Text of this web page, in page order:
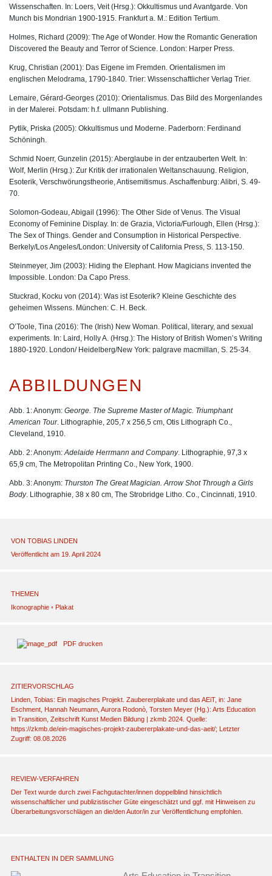
Wissenschaften. In: Loers, Veit (Hrsg.): Okkultismus und Avantgarde. Von
Munch bis Mondrian 1900-1915. Frankfurt a. M.: Edition Tertium.
Holmes, Richard (2009): The Age of Wonder. How the Romantic Generation
Discovered the Beauty and Terror of Science. London: Harper Press.
Krug, Christian (2001): Das Eigene im Fremden. Orientalismen im
englischen Melodrama, 1790-1840. Trier: Wissenschaftlicher Verlag Trier.
Lemaire, Gérard-Georges (2010): Orientalismus. Das Bild des Morgenlandes
in der Malerei. Potsdam: h.f. ullmann Publishing.
Pytlik, Priska (2005): Okkultismus und Moderne. Paderborn: Ferdinand
Schöningh.
Schmid Noerr, Gunzelin (2015): Aberglaube in der entzauberten Welt. In:
Wolf, Merlin (Hrsg.): Zur Kritik der irrationalen Weltanschauung. Religion,
Esoterik, Verschwörungstheorie, Antisemitismus. Aschaffenburg: Alibri, S. 49-
70.
Solomon-Godeau, Abigail (1996): The Other Side of Venus. The Visual
Economy of Feminine Display. In: de Grazia, Victoria/Furlough, Ellen (Hrsg.):
The Sex of Things. Gender and Consumption in Historical Perspective.
Berkely/Los Angeles/London: University of California Press, S. 113-150.
Steinmeyer, Jim (2003): Hiding the Elephant. How Magicians invented the
Impossible. London: Da Capo Press.
Stuckrad, Kocku von (2014): Was ist Esoterik? Kleine Geschichte des
geheimen Wissens. München: C. H. Beck.
O’Toole, Tina (2016): The (Irish) New Woman. Political, literary, and sexual
experiments. In: Laird, Holly A. (Hrsg.): The History of British Women’s Writing
1880-1920. London/ Heidelberg/New York: palgrave macmillan, S. 25-34.
ABBILDUNGEN
Abb. 1: Anonym: George. The Supreme Master of Magic. Triumphant
American Tour. Lithographie, 205,7 x 256,5 cm, Otis Lithograph Co.,
Cleveland, 1910.
Abb. 2: Anonym:Adelaide Herrmann and Company. Lithographie, 97,3 x
65,9 cm, The Metropolitan Printing Co., New York, 1900.
Abb. 3: Anonym: Thurston The Great Magician. Arrow Shot Through a Girls
Body. Lithographie, 38 x 80 cm, The Strobridge Litho. Co., Cincinnati, 1910.
VON TOBIAS LINDEN
Veröffentlicht am 19. April 2024
THEMEN
Ikonographie ◦ Plakat
PDF drucken
ZITIERVORSCHLAG
Linden, Tobias: Ein magisches Projekt. Zaubererplakate und das AEiT, in: Jane
Eschment, Hannah Neumann, Aurora Rodonò, Torsten Meyer (Hg.): Arts Education
in Transition, Zeitschrift Kunst Medien Bildung | zkmb 2024. Quelle:
https://zkmb.de/ein-magisches-projekt-zaubererplakate-und-das-aeit/; Letzter
Zugriff: 08.08.2026
REVIEW-VERFAHREN
Der Text wurde durch zwei Fachgutachter/innen doppelblind hinsichtlich
wissenschaftlicher und publizistischer Güte eingeschätzt und ggf. mit Hinweisen zu
Überarbeitungsvorschlägen an die/den Autor/in zur Veröffentlichung empfohlen.
ENTHALTEN IN DER SAMMLUNG